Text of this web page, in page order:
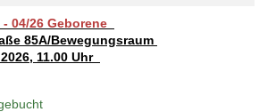
04/26 Geborene
85A/Bewegungsraum
11.00 Uhr